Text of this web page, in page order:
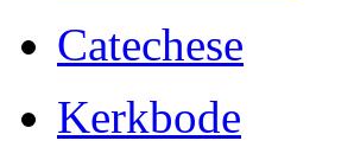
Catechese
Kerkbode